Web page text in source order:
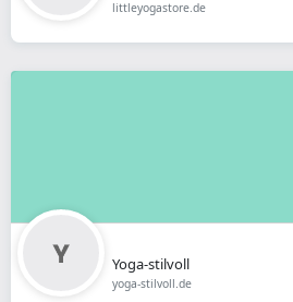
littleyogastore.de
Yoga-stilvoll
yoga-stilvoll.de